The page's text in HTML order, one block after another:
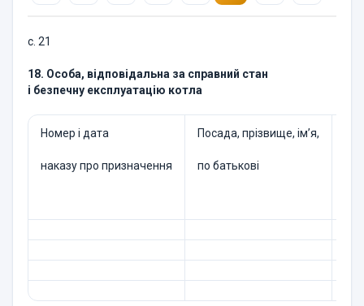
с. 21
18. Особа, відповідальна за справний стан
і безпечну експлуатацію котла
Номер і дата
наказу про призначення
Посада, прізвище, ім’я,
по батькові